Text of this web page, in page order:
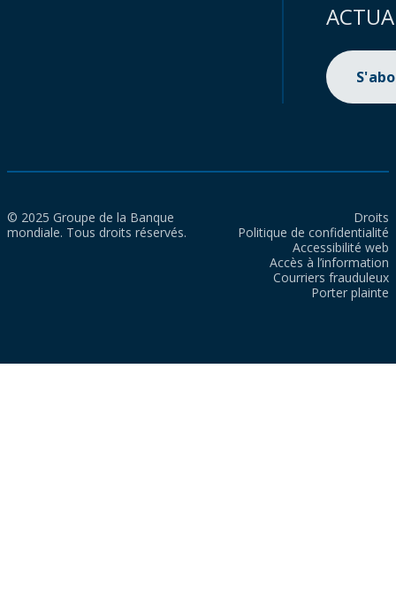
© 2025 Groupe de la Banque
mondiale. Tous droits réservés.
Droits
Politique de confidentialité
Accessibilité web
Accès à l’information
Courriers frauduleux
Porter plainte